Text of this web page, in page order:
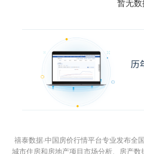
暂无
禧泰数据·中国房价行情平台专业发布全
城市住房和房地产项目市场分析、房产数